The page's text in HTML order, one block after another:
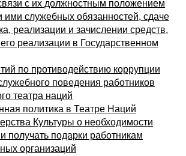
с их должностным положением
ими служебных обязанностей, сдаче
реализации и зачислении средств,
реализации в Государственном
по противодействию коррупции
поведения работников
театра наций
политика в Театре Наций
Культуры о необходимости
получать подарки работникам
организаций